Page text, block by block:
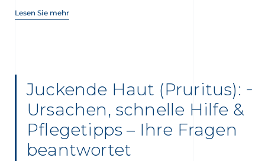
Lesen Sie mehr
Juckende Haut (Pruritus):
Ursachen, schnelle Hilfe &
Pflegetipps – Ihre Fragen
beantwortet